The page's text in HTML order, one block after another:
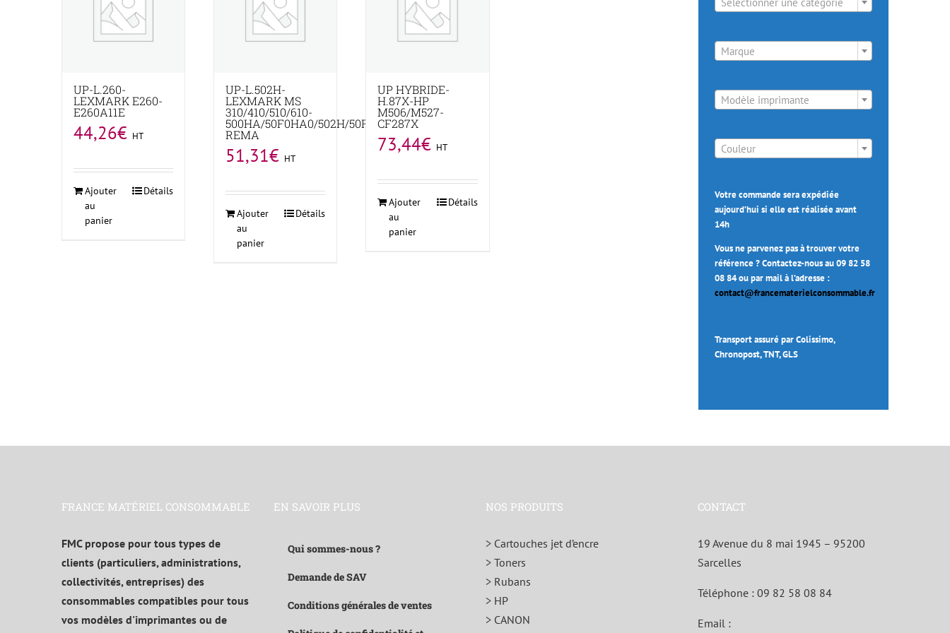
UP-L.260-
LEXMARK E260-
E260A11E
44,26€ HT
Ajouter
au
panier
Détails
UP-L.502H-
LEXMARK MS
310/410/510/610-
500HA/50F0HA0/502H/50F2H00-
REMA
51,31€ HT
Ajouter
au
panier
Détails
UP HYBRIDE-
H.87X-HP
M506/M527-
CF287X
73,44€ HT
Ajouter
au
panier
Détails
Marque
Modèle imprimante
Couleur
Votre commande sera expédiée
aujourd’hui si elle est réalisée avant
14h
Vous ne parvenez pas à trouver votre
référence ? Contactez-nous au 09 82 58
08 84 ou par mail à l’adresse :
contact@francematerielconsommable.fr
Transport assuré par Colissimo,
Chronopost, TNT, GLS
FRANCE MATÉRIEL CONSOMMABLE
FMC propose pour tous types de
clients (particuliers, administrations,
collectivités, entreprises) des
consommables compatibles pour tous
vos modèles d'imprimantes ou de
EN SAVOIR PLUS
Qui sommes-nous ?
Demande de SAV
Conditions générales de ventes
NOS PRODUITS
> Cartouches jet d’encre
> Toners
> Rubans
> HP
> CANON
CONTACT
19 Avenue du 8 mai 1945 – 95200
Sarcelles
Téléphone : 09 82 58 08 84
Email :